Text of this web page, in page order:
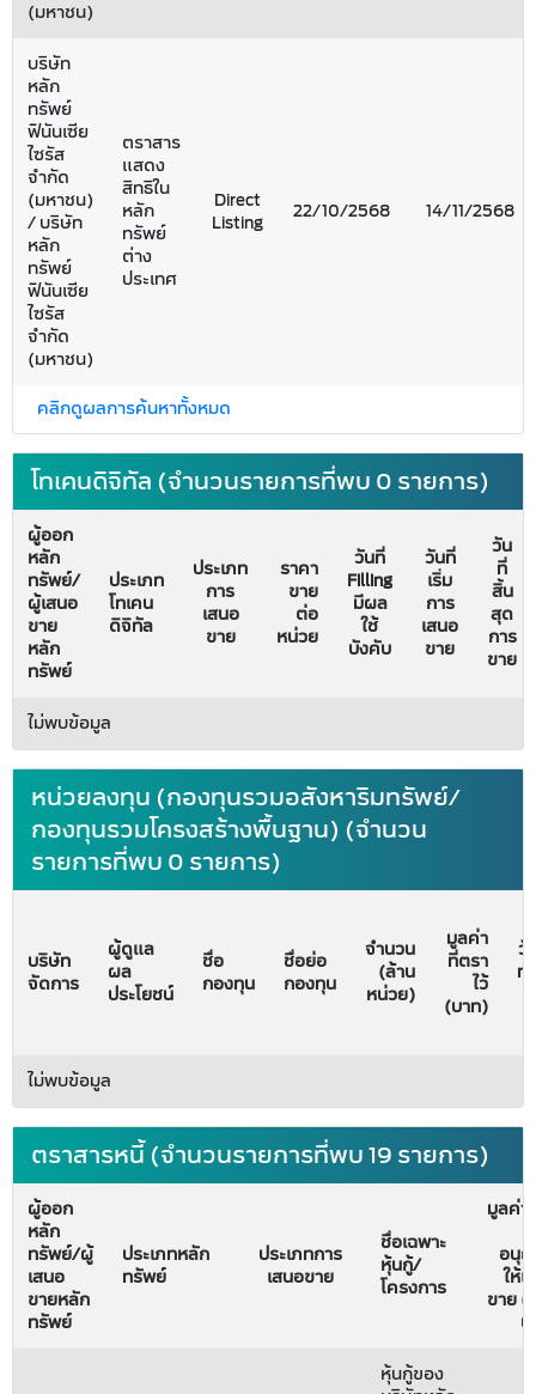
(มหาชน)
บริษัท
หลัก
ทรัพย์
ฟินันเซีย
ไซรัส
จำกัด
(มหาชน)
/ บริษัท
หลัก
ทรัพย์
ฟินันเซีย
ไซรัส
จำกัด
(มหาชน)
ตราสาร
แสดง
สิทธิใน
หลัก
ทรัพย์
ต่าง
ประเทศ
Direct
Listing
22/10/2568 14/11/2568
คลิกดูผลการค้นหาทั้งหมด
โทเคนดิจิทัล (จำนวนรายการที่พบ 0 รายการ)
ผู้ออก
หลัก
ทรัพย์/
ผู้เสนอ
ขาย
หลัก
ทรัพย์
ประเภท
โทเคน
ดิจิทัล
ประเภท
การ
เสนอ
ขาย
ราคา
ขาย
ต่อ
หน่วย
วันที่
Filling
มีผล
ใช้
บังคับ
วันที่
เริ่ม
การ
เสนอ
ขาย
วัน
ที่
สิ้น
สุด
การ
ขาย
ไม่พบข้อมูล
หน่วยลงทุน (กองทุนรวมอสังหาริมทรัพย์/
กองทุนรวมโครงสร้างพื้นฐาน) (จำนวน
รายการที่พบ 0 รายการ)
บริษัท
จัดการ
ผู้ดูแล
ผล
ประโยชน์
ชื่อ
กองทุน
ชื่อย่อ
กองทุน
จำนวน
(ล้าน
หน่วย)
มูลค่า
ที่ตรา
ไว้
(บาท)
วั
ท
ไม่พบข้อมูล
ตราสารหนี้ (จำนวนรายการที่พบ 19 รายการ)
ผู้ออก
หลัก
ทรัพย์/ผู้
เสนอ
ขายหลัก
ทรัพย์
ประเภทหลัก
ทรัพย์
ประเภทการ
เสนอขาย
ชื่อเฉพาะ
หุ้นกู้/
โครงการ
มูลค่า
อนุ
ให้เ
ขาย (
หุ้นกู้ของ